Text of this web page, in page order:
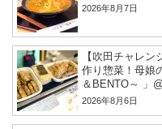
2026年8月7日
【吹田チャレ
作り惣菜！母娘
＆BENTO～ 」
2026年8月6日